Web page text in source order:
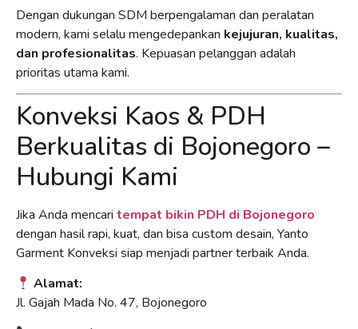
Dengan dukungan SDM berpengalaman dan peralatan
modern, kami selalu mengedepankan kejujuran, kualitas,
dan profesionalitas. Kepuasan pelanggan adalah
prioritas utama kami.
Konveksi Kaos & PDH
Berkualitas di Bojonegoro –
Hubungi Kami
Jika Anda mencari tempat bikin PDH di Bojonegoro
dengan hasil rapi, kuat, dan bisa custom desain, Yanto
Garment Konveksi siap menjadi partner terbaik Anda.
Alamat:
Jl. Gajah Mada No. 47, Bojonegoro